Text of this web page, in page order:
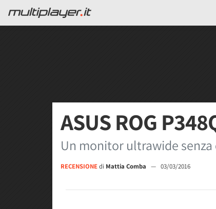
ASUS ROG
Un monitor ultrawide
RECENSIONEdi Mattia Comba — 03/03/2016